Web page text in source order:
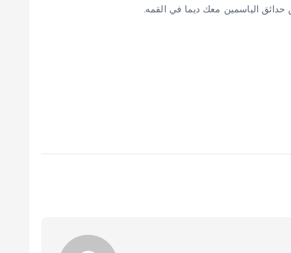
الياسمين معك ديما في القمه.